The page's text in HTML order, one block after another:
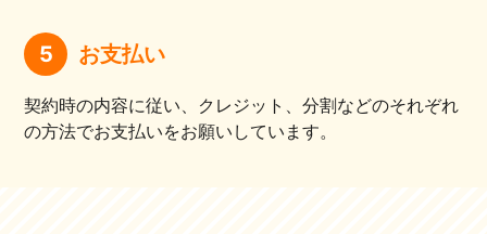
5 お支払い
契約時の内容に従い、クレジット、分割などのそれぞれ
の方法でお支払いをお願いしています。